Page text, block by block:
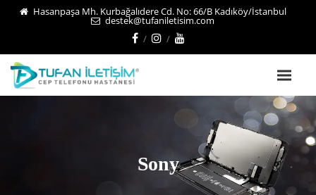
Hasanpaşa Mh. Kurbağalıdere Cd. No: 66/B Kadıköy/İstanbul
destek@tufaniletisim.com
Sony